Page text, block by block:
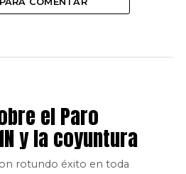
el Paro
y la coyuntura
rotundo éxito en toda